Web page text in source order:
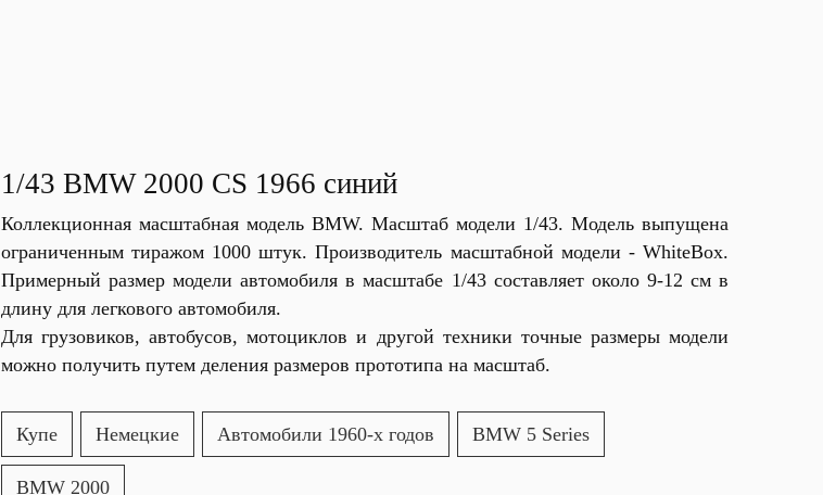
1/43 BMW 2000 CS 1966 синий
Коллекционная масштабная модель BMW. Масштаб модели 1/43. Модель выпущена
ограниченным тиражом 1000 штук. Производитель масштабной модели - WhiteBox.
Примерный размер модели автомобиля в масштабе 1/43 составляет около 9-12 см в
длину для легкового автомобиля.
Для грузовиков, автобусов, мотоциклов и другой техники точные размеры модели
можно получить путем деления размеров прототипа на масштаб.
Купе Немецкие Автомобили 1960-х годов BMW 5 Series
BMW 2000